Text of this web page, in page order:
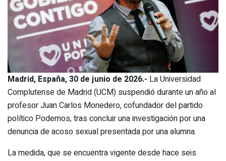
Madrid, España, 30 de junio de 2026.- La Universidad
Complutense de Madrid (UCM) suspendió durante un año al
profesor Juan Carlos Monedero, cofundador del partido
político Podemos, tras concluir una investigación por una
denuncia de acoso sexual presentada por una alumna.
La medida, que se encuentra vigente desde hace seis